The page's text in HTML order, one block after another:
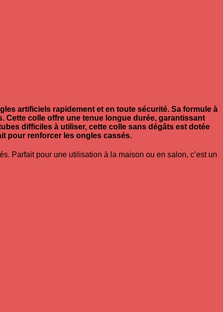
artificiels rapidement et en toute sécurité. Sa formule à
Cette colle offre une tenue longue durée, garantissant
difficiles à utiliser, cette colle sans dégâts est dotée
pour renforcer les ongles cassés.
Parfait pour une utilisation à la maison ou en salon, c’est un